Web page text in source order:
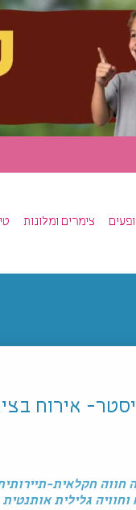
צימרים ומלונות
אירוח
וחוויה גלילית אותנטית